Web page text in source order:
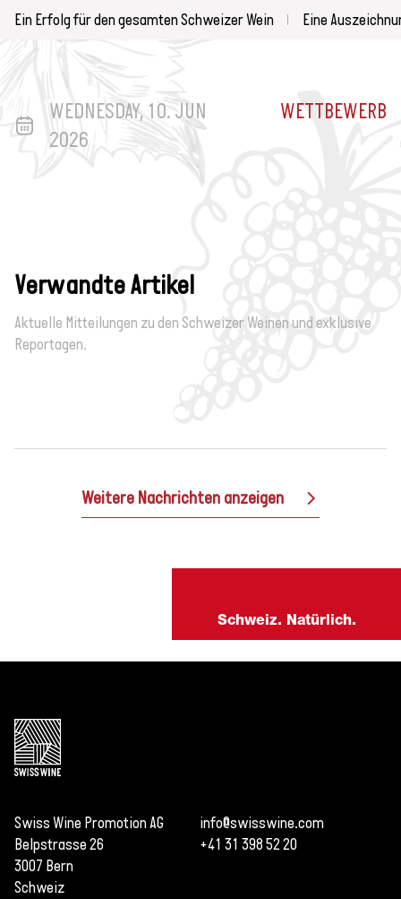
Ein Erfolg für den gesamten Schweizer Wein Eine
WEDNESDAY, 10. JUN
2026
WETTBEWERB
Verwandte Artikel
Aktuelle Mitteilungen zu den Schweizer Weinen und exklusive
Reportagen.
Weitere Nachrichten anzeigen
Schweiz. Natürlich.
Swiss Wine Promotion AG
Belpstrasse 26
3007 Bern
Schweiz
info@swisswine.com
+41 31 398 52 20